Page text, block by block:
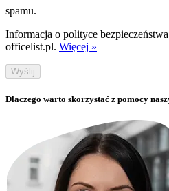
spamu.
Informacja o polityce
officelist.pl. Więcej »
Wyślij
Dlaczego warto skorzystać z pomocy